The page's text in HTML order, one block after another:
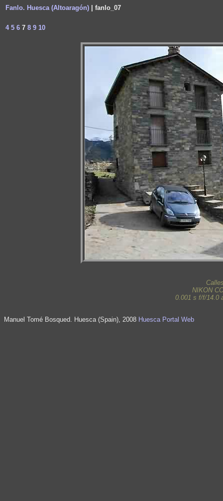
Fanlo. Huesca (Altoaragón) | fanlo_07
45 6 7 8 9 10
NIKON
0.001 s f/f/14.0
Manuel Tomé Bosqued. Huesca (Spain), 2008 Huesca Portal Web